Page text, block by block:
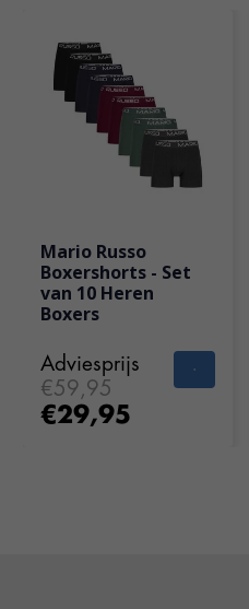
Mario Russo
Boxershorts - Set
van 10 Heren
Boxers
Adviesprijs
€59,95
€29,95